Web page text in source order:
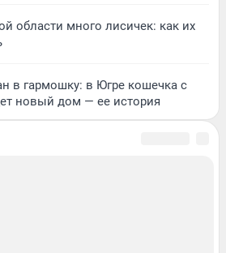
области много лисичек: как их
в гармошку: в Югре кошечка с
новый дом — ее история